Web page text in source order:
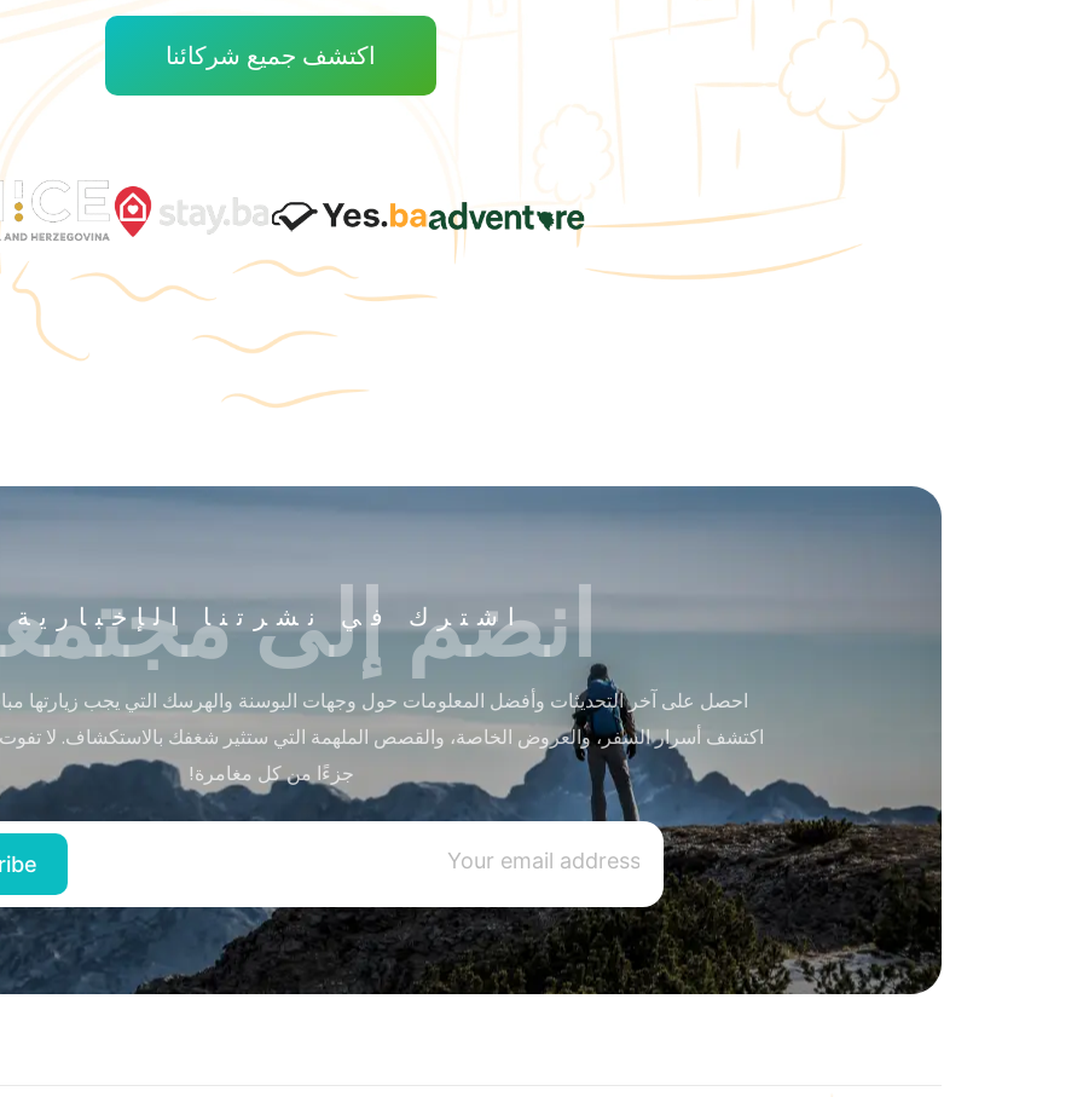
اكتشف جميع شركائنا
اشترك في نشرتنا الإخبارية
انضم إلى
احصل على آخر التحديثات وأفضل المعلومات حول وجهات البوسنة والهرسك التي يجب زيارتها
اكتشف أسرار السفر، والعروض الخاصة، والقصص الملهمة التي ستثير شغفك بالاستكشاف. لا
جزءًا من كل مغامرة!